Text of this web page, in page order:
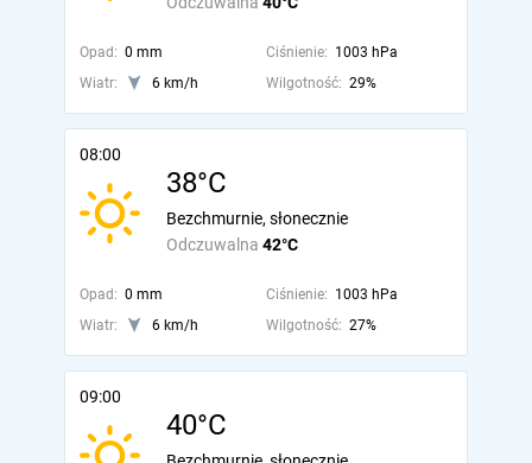
Opad: 0 mm Ciśnienie: 1003 hPa
Wiatr:
6 km/h Wilgotność: 29%
08:00
38°C
Odczuwalna 42°C
Bezchmurnie, słonecznie
Opad: 0 mm Ciśnienie: 1003 hPa
Wiatr:
6 km/h Wilgotność: 27%
09:00
40°C